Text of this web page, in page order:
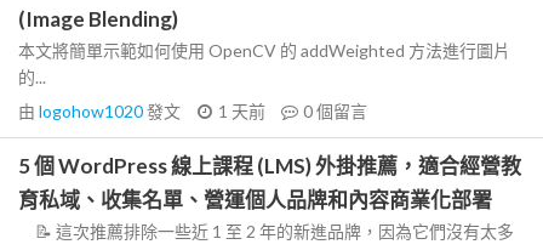
(Image Blending)
本文將簡單示範如何使用 OpenCV 的 addWeighted 方法進行圖片
的...
由 logohow1020發文 1 天前 0個留言
5 個 WordPress 線上課程 (LMS) 外掛推薦，適合經營教
育私域、收集名單、營運個人品牌和內容商業化部署
📝 這次推薦排除一些近 1 至 2 年的新進品牌，因為它們沒有太多